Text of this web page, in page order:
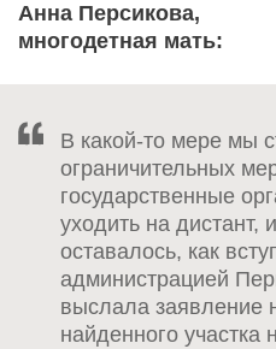
Анна Персикова,
многодетная мать:
В какой-то мере мы
ограничительных
государственные
уходить на дистант,
оставалось, как
администрацией
выслала заявление
найденного участка